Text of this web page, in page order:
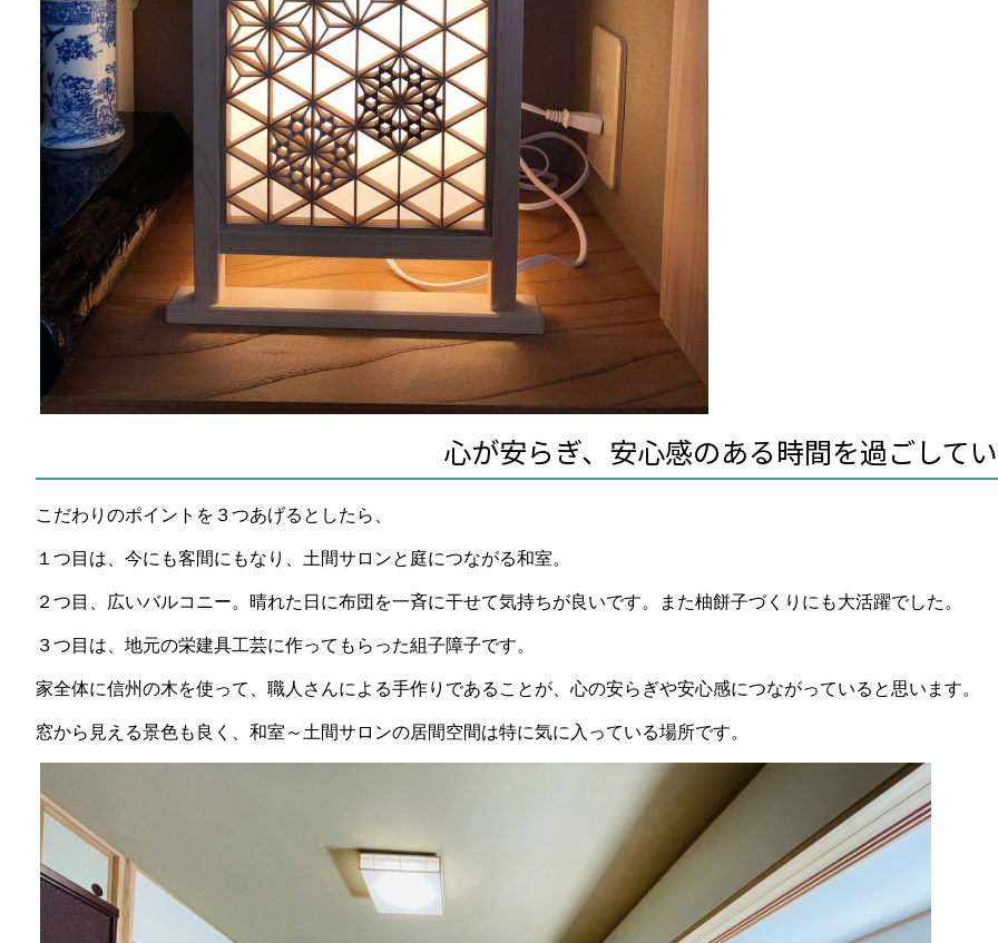
心が安らぎ、安心感のある時間を過ごして
こだわりのポイントを３つあげるとしたら、
１つ目は、今にも客間にもなり、土間サロンと庭につながる和室。
２つ目、広いバルコニー。晴れた日に布団を一斉に干せて気持ちが良いです。また柚餅子づくりにも大活躍でした。
３つ目は、地元の栄建具工芸に作ってもらった組子障子です。
家全体に信州の木を使って、職人さんによる手作りであることが、心の安らぎや安心感につながっていると思います。
窓から見える景色も良く、和室～土間サロンの居間空間は特に気に入っている場所です。